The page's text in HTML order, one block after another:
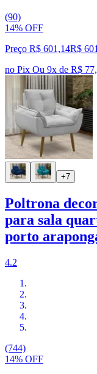
(90)
14% OFF
Preço R$ 601,14R$ 601
no Pix Ou 9x de R$
+7
Poltrona
para sala
porto
4.2
(744)
14% OFF